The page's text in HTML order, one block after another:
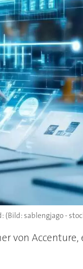
(Bild: sablengjago -
von Accenture,